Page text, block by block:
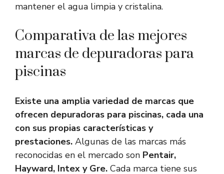
mantener el agua limpia y cristalina.
Comparativa de las mejores
marcas de depuradoras para
piscinas
Existe una amplia variedad de marcas que
ofrecen depuradoras para piscinas, cada una
con sus propias características y
prestaciones. Algunas de las marcas más
reconocidas en el mercado son Pentair,
Hayward, Intex y Gre. Cada marca tiene sus